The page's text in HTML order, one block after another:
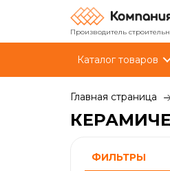
Производитель
Каталог товаров
Главная страница
ФИЛЬТРЫ